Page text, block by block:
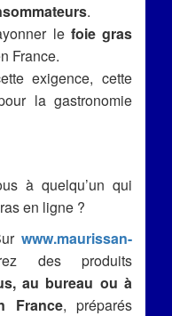
.
le foie gras
France.
exigence, cette
la gastronomie
à quelqu’un qui
en ligne ?
www.maurissan-
des produits
au bureau ou à
France, préparés